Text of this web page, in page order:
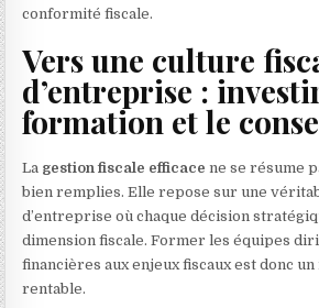
conformité fiscale.
Vers une culture
d’entreprise :
formation et le
La gestion fiscale efficace ne se résume
bien remplies. Elle repose sur une
d’entreprise où chaque décision
dimension fiscale. Former les équipes
financières aux enjeux fiscaux est donc
rentable.